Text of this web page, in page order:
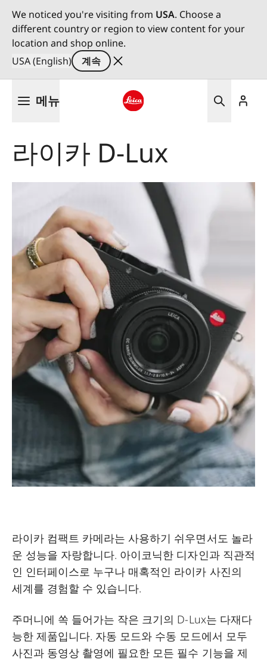
We noticed you're visiting from USA. Choose a
different country or region to view content for your
location and shop online.
USA (English)
계속
메뉴
라이카 D-Lux
라이카 컴팩트 카메라는 사용하기 쉬우면서도 놀라
운 성능을 자랑합니다. 아이코닉한 디자인과 직관적
인 인터페이스로 누구나 매혹적인 라이카 사진의
세계를 경험할 수 있습니다.
주머니에 쏙 들어가는 작은 크기의 D-Lux는 다재다
능한 제품입니다. 자동 모드와 수동 모드에서 모두
사진과 동영상 촬영에 필요한 모든 필수 기능을 제